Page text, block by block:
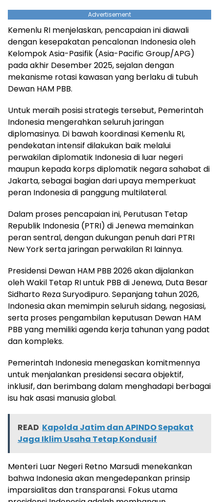
Advertisement
Kemenlu RI menjelaskan, pencapaian ini diawali
dengan kesepakatan pencalonan Indonesia oleh
Kelompok Asia-Pasifik (Asia-Pacific Group/APG)
pada akhir Desember 2025, sejalan dengan
mekanisme rotasi kawasan yang berlaku di tubuh
Dewan HAM PBB.
Untuk meraih posisi strategis tersebut, Pemerintah
Indonesia mengerahkan seluruh jaringan
diplomasinya. Di bawah koordinasi Kemenlu RI,
pendekatan intensif dilakukan baik melalui
perwakilan diplomatik Indonesia di luar negeri
maupun kepada korps diplomatik negara sahabat di
Jakarta, sebagai bagian dari upaya memperkuat
peran Indonesia di panggung multilateral.
Dalam proses pencapaian ini, Perutusan Tetap
Republik Indonesia (PTRI) di Jenewa memainkan
peran sentral, dengan dukungan penuh dari PTRI
New York serta jaringan perwakilan RI lainnya.
Presidensi Dewan HAM PBB 2026 akan dijalankan
oleh Wakil Tetap RI untuk PBB di Jenewa, Duta Besar
Sidharto Reza Suryodipuro. Sepanjang tahun 2026,
Indonesia akan memimpin seluruh sidang, negosiasi,
serta proses pengambilan keputusan Dewan HAM
PBB yang memiliki agenda kerja tahunan yang padat
dan kompleks.
Pemerintah Indonesia menegaskan komitmennya
untuk menjalankan presidensi secara objektif,
inklusif, dan berimbang dalam menghadapi berbagai
isu hak asasi manusia global.
READ Kapolda Jatim dan APINDO Sepakat
Jaga Iklim Usaha Tetap Kondusif
Menteri Luar Negeri Retno Marsudi menekankan
bahwa Indonesia akan mengedepankan prinsip
imparsialitas dan transparansi. Fokus utama